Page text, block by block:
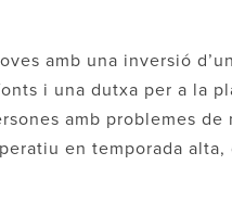
amb una inversió
i una dutxa per a la
amb problemes
en temporada alta,